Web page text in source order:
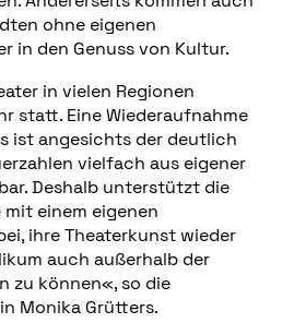
ohne eigenen
in den Genuss von Kultur.
in vielen Regionen
statt. Eine Wiederaufnahme
ist angesichts der deutlich
vielfach aus eigener
Deshalb unterstützt die
einem eigenen
ihre Theaterkunst wieder
auch außerhalb der
zu können«, so die
Monika Grütters.